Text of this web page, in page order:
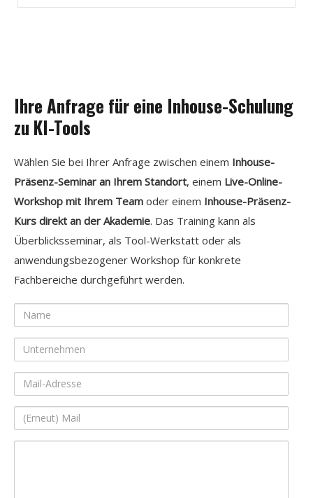
Ihre Anfrage für eine Inhouse-Schulung
zu KI-Tools
Wählen Sie bei Ihrer Anfrage zwischen einem Inhouse-
Präsenz-Seminar an Ihrem Standort, einem Live-Online-
Workshop mit Ihrem Team oder einem Inhouse-Präsenz-
Kurs direkt an der Akademie. Das Training kann als
Überblicksseminar, als Tool-Werkstatt oder als
anwendungsbezogener Workshop für konkrete
Fachbereiche durchgeführt werden.
Name
Unternehmen
Mail-
Adresse
(Erneut)
Mail